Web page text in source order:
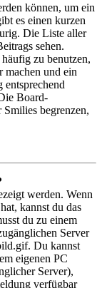
können, um ein
es einen kurzen
Die Liste aller
sehen.
zu benutzen,
machen und ein
entsprechend
Board-
begrenzen,
werden. Wenn
kannst du das
du zu einem
Server
Du kannst
eigenen PC
Server),
verfügbar